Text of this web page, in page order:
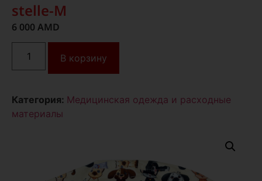
stelle-M
6 000 AMD
В корзину
Категория: Медицинская одежда и расходные
материалы